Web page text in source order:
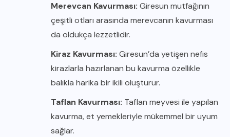
Merevcan Kavurması: Giresun mutfağının
çeşitli otları arasında merevcanın kavurması
da oldukça lezzetlidir.
Kiraz Kavurması: Giresun’da yetişen nefis
kirazlarla hazırlanan bu kavurma özellikle
balıkla harika bir ikili oluşturur.
Taflan Kavurması: Taflan meyvesi ile yapılan
kavurma, et yemekleriyle mükemmel bir uyum
sağlar.